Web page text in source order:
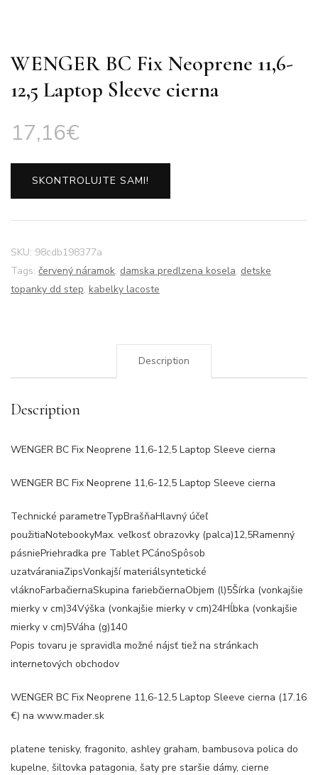
WENGER BC Fix Neoprene 11,6-
12,5 Laptop Sleeve cierna
17,16€
SKONTROLUJTE SAMI!
SKU: 98cdb198377a
Tags: červený náramok, damska predlzena kosela, detske
topanky dd step, kabelky lacoste
Description
Description
WENGER BC Fix Neoprene 11,6-12,5 Laptop Sleeve cierna
WENGER BC Fix Neoprene 11,6-12,5 Laptop Sleeve cierna
Technické parametreTypBrašňaHlavný účeľ
použitiaNotebookyMax. veľkosť obrazovky (palca)12,5Ramenný
pásniePriehradka pre Tablet PCánoSpôsob
uzatváraniaZipsVonkajší materiálsyntetické
vláknoFarbačiernaSkupina fariebčiernaObjem (l)5Šírka (vonkajšie
mierky v cm)34Výška (vonkajšie mierky v cm)24Hĺbka (vonkajšie
mierky v cm)5Váha (g)140
Popis tovaru je spravidla možné nájsť tiež na stránkach
internetových obchodov
WENGER BC Fix Neoprene 11,6-12,5 Laptop Sleeve cierna (17.16
€) na www.mader.sk
platene tenisky, fragonito, ashley graham, bambusova polica do
kupelne, šiltovka patagonia, šaty pre staršie dámy, cierne